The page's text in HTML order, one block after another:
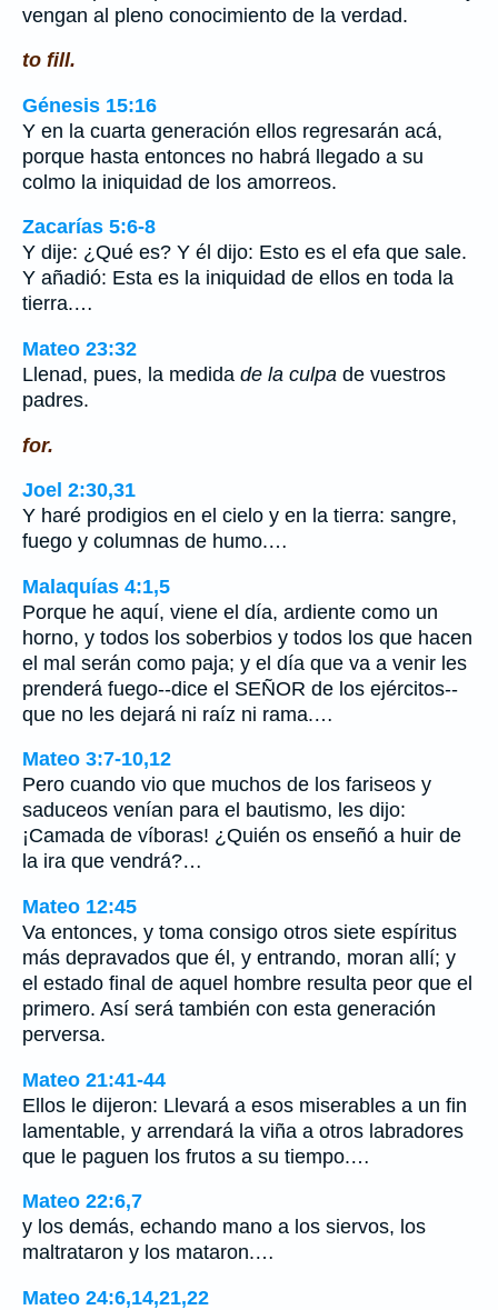
vengan al pleno conocimiento de la verdad.
to fill.
Génesis 15:16
Y en la cuarta generación ellos regresarán acá,
porque hasta entonces no habrá llegado a su
colmo la iniquidad de los amorreos.
Zacarías 5:6-8
Y dije: ¿Qué es? Y él dijo: Esto es el efa que sale.
Y añadió: Esta es la iniquidad de ellos en toda la
tierra.…
Mateo 23:32
Llenad, pues, la medida de la culpa de vuestros
padres.
for.
Joel 2:30,31
Y haré prodigios en el cielo y en la tierra: sangre,
fuego y columnas de humo.…
Malaquías 4:1,5
Porque he aquí, viene el día, ardiente como un
horno, y todos los soberbios y todos los que hacen
el mal serán como paja; y el día que va a venir les
prenderá fuego--dice el SEÑOR de los ejércitos--
que no les dejará ni raíz ni rama.…
Mateo 3:7-10,12
Pero cuando vio que muchos de los fariseos y
saduceos venían para el bautismo, les dijo:
¡Camada de víboras! ¿Quién os enseñó a huir de
la ira que vendrá?…
Mateo 12:45
Va entonces, y toma consigo otros siete espíritus
más depravados que él, y entrando, moran allí; y
el estado final de aquel hombre resulta peor que el
primero. Así será también con esta generación
perversa.
Mateo 21:41-44
Ellos le dijeron: Llevará a esos miserables a un fin
lamentable, y arrendará la viña a otros labradores
que le paguen los frutos a su tiempo.…
Mateo 22:6,7
y los demás, echando mano a los siervos, los
maltrataron y los mataron.…
Mateo 24:6,14,21,22